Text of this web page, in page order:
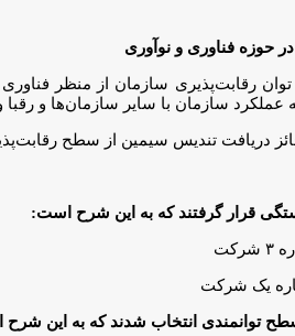
حوزه فناوری و نوآوری
رقابت‌پذیری سازمان از منظر
سازمان با سایر سازمان‌ها و رقبا
دریافت تندیس سیمین از سطح
یک شرکت